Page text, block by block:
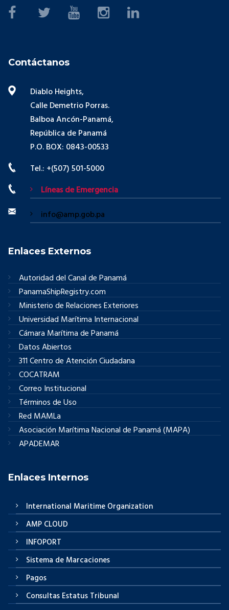
Contáctanos
Diablo Heights,
Calle Demetrio Porras.
Balboa Ancón-Panamá,
República de Panamá
P.O. BOX: 0843-00533
Tel.: +(507) 501-5000
Líneas de Emergencia
info@amp.gob.pa
Enlaces Externos
Autoridad del Canal de Panamá
PanamaShipRegistry.com
Ministerio de Relaciones Exteriores
Universidad Marítima Internacional
Cámara Marítima de Panamá
Datos Abiertos
311 Centro de Atención Ciudadana
COCATRAM
Correo Institucional
Términos de Uso
Red MAMLa
Asociación Marítima Nacional de Panamá (MAPA)
APADEMAR
Enlaces Internos
International Maritime Organization
AMP CLOUD
INFOPORT
Sistema de Marcaciones
Pagos
Consultas Estatus Tribunal